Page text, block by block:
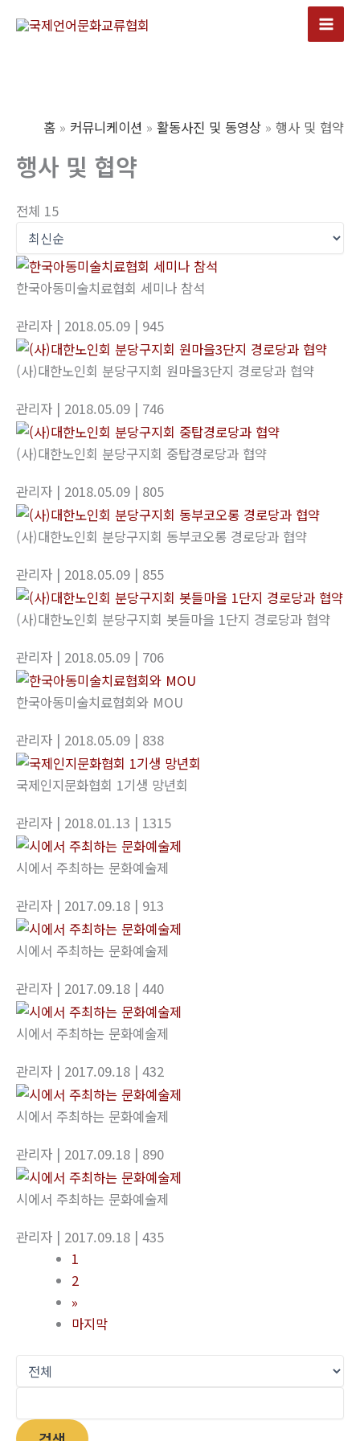
Main
홈 커뮤니케이션 활동사진 및 동영상 행사 및 협약
행사 및 협약
전체 15
한국아동미술치료협회 세미나 참석
관리자 | 2018.05.09 | 945
(사)대한노인회 분당구지회 원마을3단지 경로당과 협약
관리자 | 2018.05.09 | 746
(사)대한노인회 분당구지회 중탑경로당과 협약
관리자 | 2018.05.09 | 805
(사)대한노인회 분당구지회 동부코오롱 경로당과 협약
관리자 | 2018.05.09 | 855
(사)대한노인회 분당구지회 봇들마을 1단지 경로당과 협약
관리자 | 2018.05.09 | 706
한국아동미술치료협회와 MOU
관리자 | 2018.05.09 | 838
국제인지문화협회 1기생 망년회
관리자 | 2018.01.13 | 1315
시에서 주최하는 문화예술제
관리자 | 2017.09.18 | 913
시에서 주최하는 문화예술제
관리자 | 2017.09.18 | 440
시에서 주최하는 문화예술제
관리자 | 2017.09.18 | 432
시에서 주최하는 문화예술제
관리자 | 2017.09.18 | 890
시에서 주최하는 문화예술제
관리자 | 2017.09.18 | 435
1
2
»
마지막